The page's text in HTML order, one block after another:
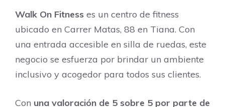
Walk On Fitness es un centro de fitness
ubicado en Carrer Matas, 88 en Tiana. Con
una entrada accesible en silla de ruedas, este
negocio se esfuerza por brindar un ambiente
inclusivo y acogedor para todos sus clientes.
Con una valoración de 5 sobre 5 por parte de